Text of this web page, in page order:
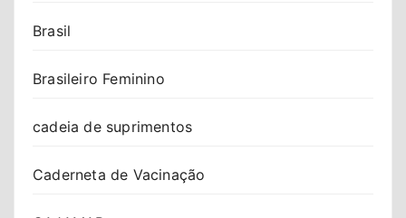
Brasil
Brasileiro Feminino
cadeia de suprimentos
Caderneta de Vacinação